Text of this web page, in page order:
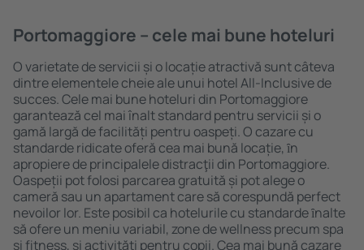
Portomaggiore – cele mai bune hoteluri
O varietate de servicii și o locație atractivă sunt câteva
dintre elementele cheie ale unui hotel All-Inclusive de
succes. Cele mai bune hoteluri din Portomaggiore
garantează cel mai înalt standard pentru servicii și o
gamă largă de facilități pentru oaspeți. O cazare cu
standarde ridicate oferă cea mai bună locație, ȋn
apropiere de principalele distracţii din Portomaggiore.
Oaspeții pot folosi parcarea gratuită și pot alege o
cameră sau un apartament care să corespundă perfect
nevoilor lor. Este posibil ca hotelurile cu standarde ȋnalte
să ofere un meniu variabil, zone de wellness precum spa
și fitness, și activități pentru copii. Cea mai bună cazare